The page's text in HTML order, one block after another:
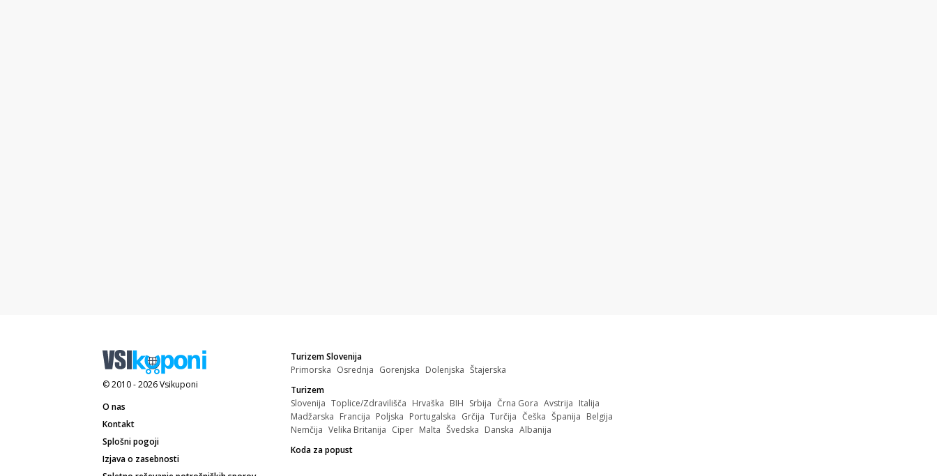
© 2010 - 2026Vsikuponi
O nas
Kontakt
Splošni pogoji
Izjava o zasebnosti
Turizem Slovenija
Primorska Osrednja Gorenjska Dolenjska Štajerska
Turizem
Slovenija Toplice/Zdravilišča Hrvaška BIH Srbija Črna Gora Avstrija Italija
Madžarska Francija Poljska Portugalska Grčija Turčija Češka Španija Belgija
Nemčija Velika Britanija Ciper Malta Švedska Danska Albanija
Koda za popust